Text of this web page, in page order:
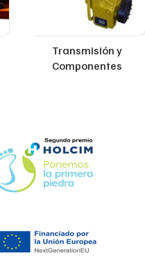
Transmisión y
Componentes